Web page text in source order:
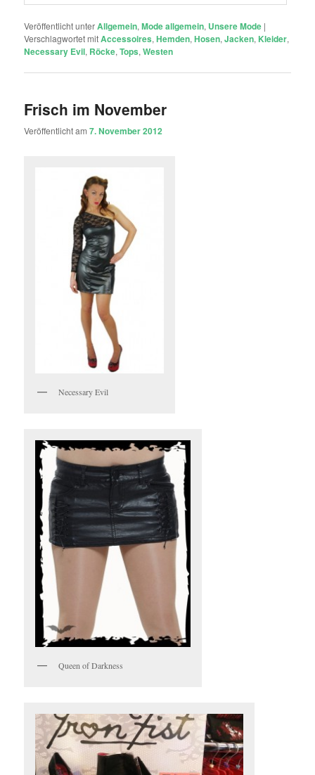
Veröffentlicht unterAllgemein,Mode allgemein, Unsere Mode |
Verschlagwortet mitAccessoires,Hemden,Hosen,Jacken, Kleider,
Necessary Evil, Röcke,Tops,Westen
Frisch im November
Veröffentlicht am7. November 2012
Necessary Evil
Queen of Darkness